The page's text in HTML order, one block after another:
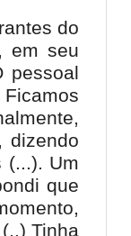
do
em seu
pessoal
dizendo
(...). Um
que
Tinha